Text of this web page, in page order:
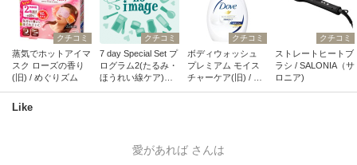
クチコミ
蒸気でホットアイマ
スク ローズの香り
(旧) / めぐりズム
クチコミ
7 day Special Set プ
ログラム2(たるみ・
ほうれい線ケア)
クチコミ
ボディウォッシュ
プレミアム モイス
チャーケア(旧) / ダ
クチコミ
ストレートヒートブ
ラシ / SALONIA（サ
ロニア)
Like
愛があれば さんは